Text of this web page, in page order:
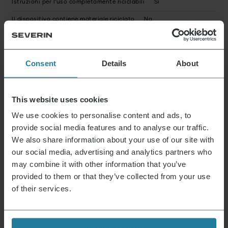
Consent Details About
This website uses cookies
We use cookies to personalise content and ads, to
provide social media features and to analyse our traffic.
We also share information about your use of our site with
our social media, advertising and analytics partners who
may combine it with other information that you’ve
provided to them or that they’ve collected from your use
of their services.
Istruzioni per l'uso completamente riciclabili Sì
Il dispositivo contiene materiale riciclato No
Possibili sostanze pericolose
Istruzioni 007792_MW_Manual.pdf
007792_MW_Warranty.pdf
Novità e offerte